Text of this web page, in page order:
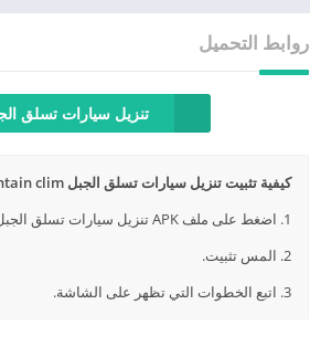
روابط التحميل
تنزيل سيارات تسلق
كيفية تثبيت تنزيل سيارات تسلق الجبل Mountain clim مجانا APK؟
1. اضغط على ملف APK تنزيل سيارات تسلق الجبل Mountain clim مجانا الذي تم تنزيله.
2. المس تثبيت.
3. اتبع الخطوات التي تظهر على الشاشة.